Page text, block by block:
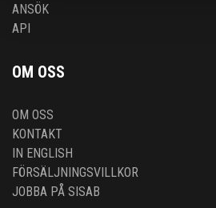
ANSÖK
API
OM OSS
OM OSS
KONTAKT
IN ENGLISH
FÖRSÄLJNINGSVILLKOR
JOBBA PÅ SISAB